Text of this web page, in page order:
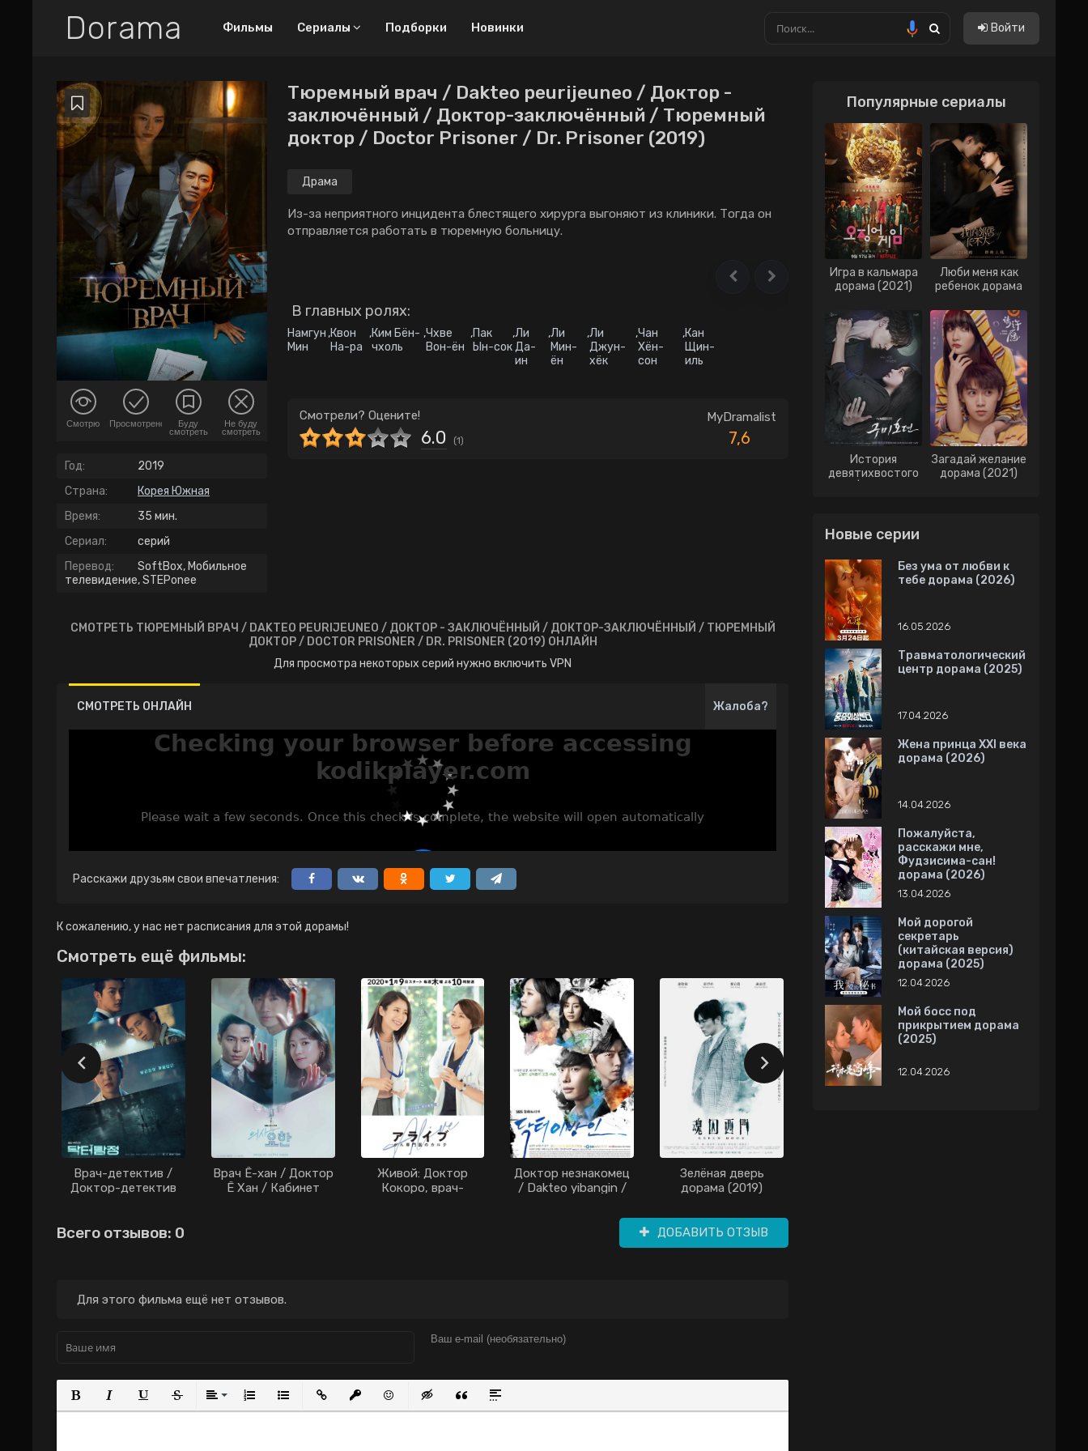
Dorama Фильмы Сериалы
Все дорамы
Новинки
ТОП-100
Про любовный
труугольник
Про богатых парней
2026 2025
2023
2022
2020
2019 2018
Драма
Боевик
Детектив
Мини-дорамы
Исторический
Криминал
Мелодрама
ТВ шоу
18+
Корея Южная
Китайские
Вьетнам
Индонезия
Подборки Новинки Войти
Тюремный врач / Dakteo peurijeuneo / Доктор -
заключённый / Доктор-заключённый / Тюремный
доктор / Doctor Prisoner / Dr. Prisoner (2019)
Драма
Из-за неприятного инцидента блестящего хирурга выгоняют из клиники. Тогда он
отправляется работать в тюремную больницу.
В главных ролях:
Намгун
Мин
,Квон
На-ра
,Ким Бён-
чхоль
,Чхве
Вон-ён
,Пак
Ын-сок
,Ли
Да-
ин
,Ли
Мин-
ён
,Ли
Джун-
хёк
,Чан
Хён-
сон
,Кан
Щин-
иль
Смотрели? Оцените!
6.0 (1)
MyDramalist
7,6
Смотрю Просмотрено
Буду
смотреть
Не буду
смотреть
Год:
2019
Страна:
Корея Южная
Время:
35 мин.
Сериал:
серий
Перевод:
SoftBox, Мобильное
телевидение, STEPonee
СМОТРЕТЬ ТЮРЕМНЫЙ ВРАЧ / DAKTEO PEURIJEUNEO / ДОКТОР - ЗАКЛЮЧЁННЫЙ / ДОКТОР-ЗАКЛЮЧЁННЫЙ / ТЮРЕМНЫЙ
ДОКТОР / DOCTOR PRISONER / DR. PRISONER (2019) ОНЛАЙН
Для просмотра некоторых серий нужно включить VPN
СМОТРЕТЬ ОНЛАЙН Жалоба?
Расскажи друзьям свои впечатления:
К сожалению, у нас нет расписания для этой дорамы!
Смотреть ещё фильмы:
Врач-детектив /
Доктор-детектив
Врач Ё-хан / Доктор
Ё Хан / Кабинет
Живой: Доктор
Кокоро, врач-
Доктор незнакомец
/ Dakteo yibangin /
Зелёная дверь
дорама (2019)
Всего отзывов: 0 ДОБАВИТЬ ОТЗЫВ
Для этого фильма ещё нет отзывов.
Полужирный
КурсивПодчеркнутый
ЗачеркнутыйВыравнивание
Нумерованный список
Маркированный список
Вставить ссылку
Вставить защищенную ссылку
Вставить смайлик
Вставка скрытого текста
Вставка цитаты
Вставка спойлера
Популярные сериалы
Игра в кальмара
дорама (2021)
Люби меня как
ребенок дорама
История
девятихвостого
Загадай желание
дорама (2021)
Новые серии
Без ума от любви к
тебе дорама (2026)
16.05.2026
Травматологический
центр дорама (2025)
17.04.2026
Жена принца XXI века
дорама (2026)
14.04.2026
Пожалуйста,
расскажи мне,
Фудзисима-сан!
дорама (2026)
13.04.2026
Мой дорогой
секретарь
(китайская версия)
дорама (2025)
12.04.2026
Мой босс под
прикрытием дорама
(2025)
12.04.2026